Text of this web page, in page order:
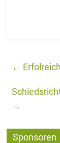
←
→
Sponsoren